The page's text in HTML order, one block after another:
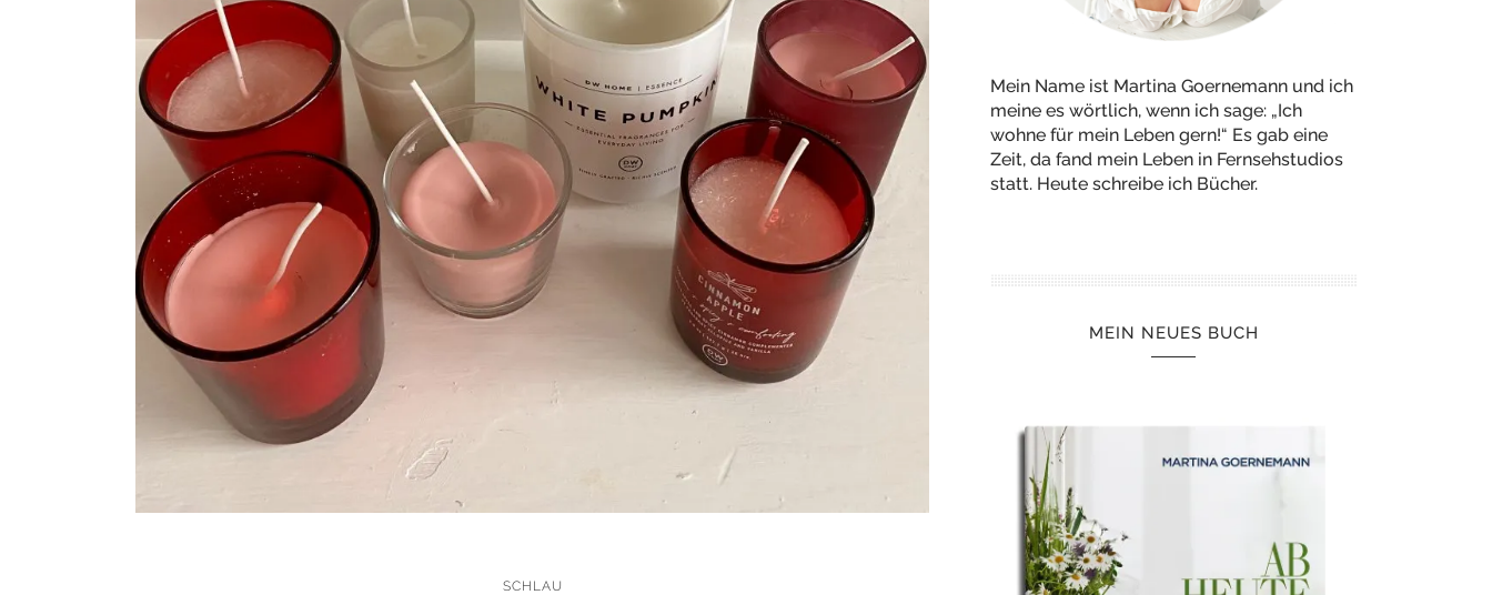
SCHLAU
Mein Name ist Martina Goernemann und ich
meine es wörtlich, wenn ich sage: „Ich
wohne für mein Leben gern!“ Es gab eine
Zeit, da fand mein Leben in Fernsehstudios
statt. Heute schreibe ich Bücher.
MEIN NEUES BUCH